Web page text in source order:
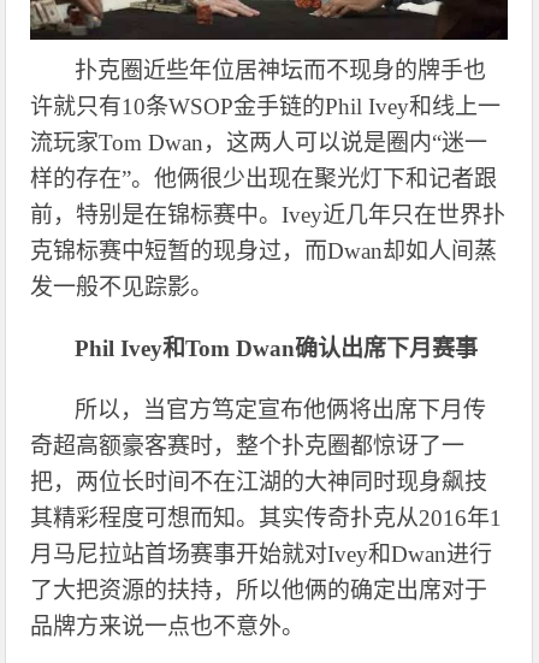
扑克圈近些年位居神坛而不现身的牌手也
许就只有10条WSOP金手链的Phil Ivey和线上一
流玩家Tom Dwan，这两人可以说是圈内“迷一
样的存在”。他俩很少出现在聚光灯下和记者跟
前，特别是在锦标赛中。Ivey近几年只在世界扑
克锦标赛中短暂的现身过，而Dwan却如人间蒸
发一般不见踪影。
Phil Ivey和Tom Dwan确认出席下月赛事
所以，当官方笃定宣布他俩将出席下月传
奇超高额豪客赛时，整个扑克圈都惊讶了一
把，两位长时间不在江湖的大神同时现身飙技
其精彩程度可想而知。其实传奇扑克从2016年1
月马尼拉站首场赛事开始就对Ivey和Dwan进行
了大把资源的扶持，所以他俩的确定出席对于
品牌方来说一点也不意外。